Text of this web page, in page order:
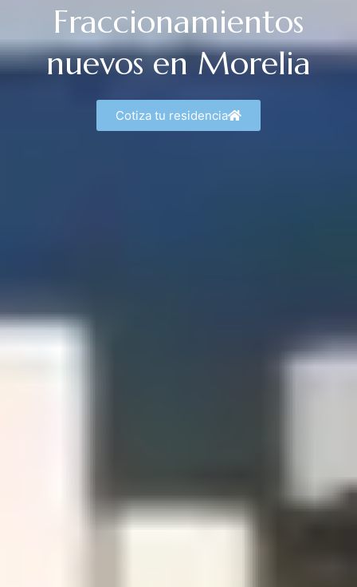
Fraccionamientos
nuevos en Morelia
Cotiza tu residencia